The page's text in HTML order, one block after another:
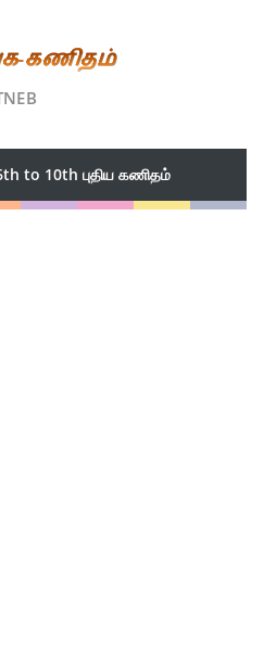
to 10th புதிய கணிதம்